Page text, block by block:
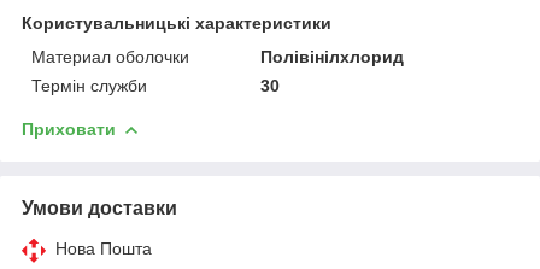
Користувальницькі характеристики
Материал оболочки
Полівінілхлорид
Термін служби
30
Приховати
Умови доставки
Нова Пошта